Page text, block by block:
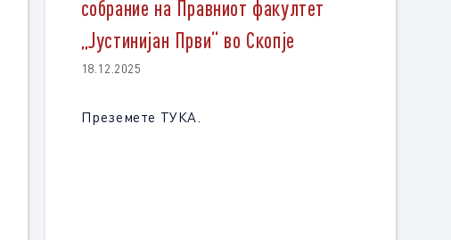
собрание на Правниот факултет
„Јустинијан Први“ во Скопје
18.12.2025
Преземете ТУКА.